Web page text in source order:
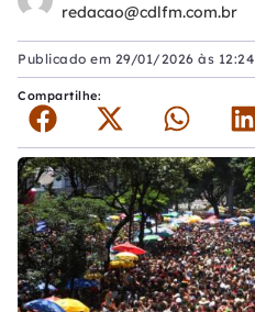
redacao@cdlfm.com.br
Publicado em 29/01/2026 às 12:24
Compartilhe: